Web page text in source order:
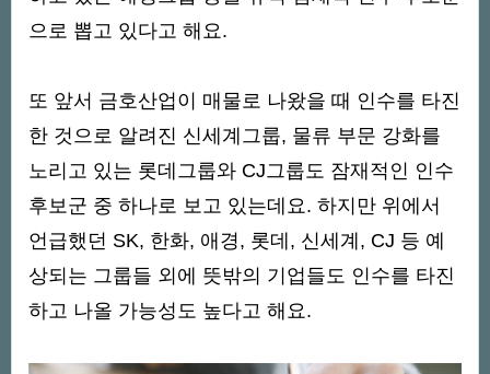
으로 뽑고 있다고 해요.
또 앞서 금호산업이 매물로 나왔을 때 인수를 타진
한 것으로 알려진 신세계그룹, 물류 부문 강화를
노리고 있는 롯데그룹와 CJ그룹도 잠재적인 인수
후보군 중 하나로 보고 있는데요. 하지만 위에서
언급했던 SK, 한화, 애경, 롯데, 신세계, CJ 등 예
상되는 그룹들 외에 뜻밖의 기업들도 인수를 타진
하고 나올 가능성도 높다고 해요.